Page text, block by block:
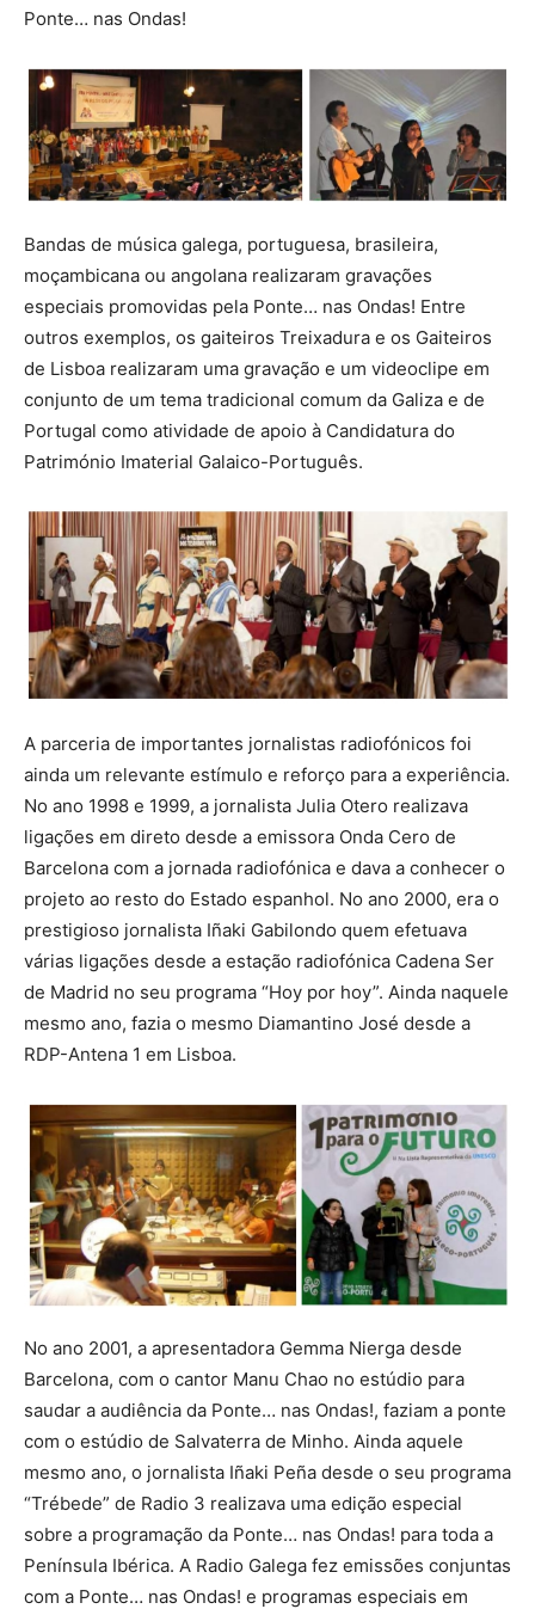
Ponte… nas Ondas!
Bandas de música galega, portuguesa, brasileira,
moçambicana ou angolana realizaram gravações
especiais promovidas pela Ponte… nas Ondas! Entre
outros exemplos, os gaiteiros Treixadura e os Gaiteiros
de Lisboa realizaram uma gravação e um videoclipe em
conjunto de um tema tradicional comum da Galiza e de
Portugal como atividade de apoio à Candidatura do
Património Imaterial Galaico-Português.
A parceria de importantes jornalistas radiofónicos foi
ainda um relevante estímulo e reforço para a experiência.
No ano 1998 e 1999, a jornalista Julia Otero realizava
ligações em direto desde a emissora Onda Cero de
Barcelona com a jornada radiofónica e dava a conhecer o
projeto ao resto do Estado espanhol. No ano 2000, era o
prestigioso jornalista Iñaki Gabilondo quem efetuava
várias ligações desde a estação radiofónica Cadena Ser
de Madrid no seu programa “Hoy por hoy”. Ainda naquele
mesmo ano, fazia o mesmo Diamantino José desde a
RDP-Antena 1 em Lisboa.
No ano 2001, a apresentadora Gemma Nierga desde
Barcelona, com o cantor Manu Chao no estúdio para
saudar a audiência da Ponte… nas Ondas!, faziam a ponte
com o estúdio de Salvaterra de Minho. Ainda aquele
mesmo ano, o jornalista Iñaki Peña desde o seu programa
“Trébede” de Radio 3 realizava uma edição especial
sobre a programação da Ponte… nas Ondas! para toda a
Península Ibérica. A Radio Galega fez emissões conjuntas
com a Ponte… nas Ondas! e programas especiais em